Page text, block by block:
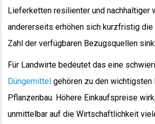
Lieferketten resilienter und nachhaltiger
andererseits erhöhen sich kurzfristig die
Zahl der verfügbaren Bezugsquellen
Für Landwirte bedeutet das eine
Düngemittel gehören zu den
Pflanzenbau. Höhere Einkaufspreise
unmittelbar auf die Wirtschaftlichkeit